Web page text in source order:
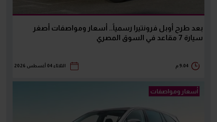
بعد طرح أوبل فرونتيرا رسمياً.. أسعار ومواصفات أصغر
سيارة 7 مقاعد في السوق المصري
9:04 م الثلاثاء 04 أغسطس 2026
أسعار ومواصفات